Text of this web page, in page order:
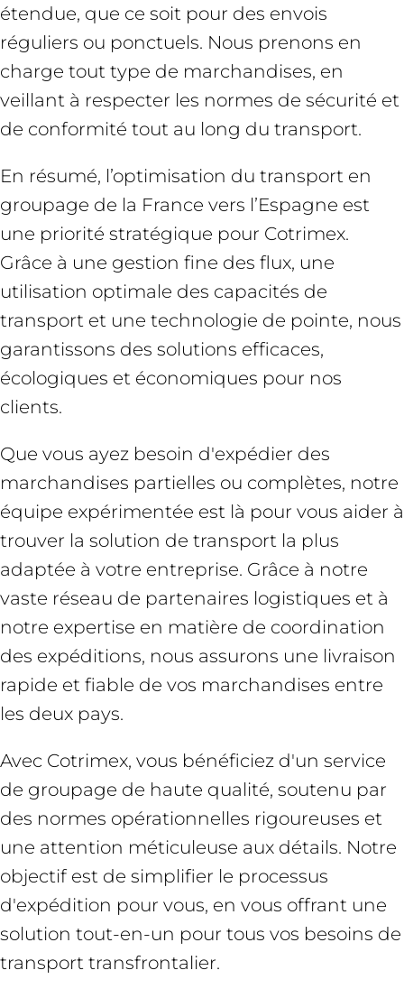
étendue, que ce soit pour des envois
réguliers ou ponctuels. Nous prenons en
charge tout type de marchandises, en
veillant à respecter les normes de sécurité et
de conformité tout au long du transport.
En résumé, l’optimisation du transport en
groupage de la France vers l’Espagne est
une priorité stratégique pour Cotrimex.
Grâce à une gestion fine des flux, une
utilisation optimale des capacités de
transport et une technologie de pointe, nous
garantissons des solutions efficaces,
écologiques et économiques pour nos
clients.
Que vous ayez besoin d'expédier des
marchandises partielles ou complètes, notre
équipe expérimentée est là pour vous aider à
trouver la solution de transport la plus
adaptée à votre entreprise. Grâce à notre
vaste réseau de partenaires logistiques et à
notre expertise en matière de coordination
des expéditions, nous assurons une livraison
rapide et fiable de vos marchandises entre
les deux pays.
Avec Cotrimex, vous bénéficiez d'un service
de groupage de haute qualité, soutenu par
des normes opérationnelles rigoureuses et
une attention méticuleuse aux détails. Notre
objectif est de simplifier le processus
d'expédition pour vous, en vous offrant une
solution tout-en-un pour tous vos besoins de
transport transfrontalier.